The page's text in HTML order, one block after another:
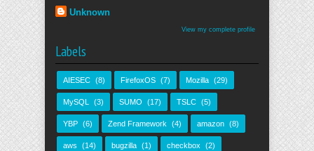
Unknown
View my complete profile
Labels
AIESEC (8) FirefoxOS (7) Mozilla (29)
MySQL (3) SUMO (17) TSLC (5)
YBP (6) Zend Framework (4) amazon (8)
aws (14) bugzilla (1) checkbox (2)